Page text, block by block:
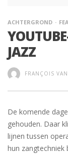
ACHTERGROND
JAZZ
FRANÇOIS
De komende
gehouden. Daar
lijnen tussen
hun zangtechniek